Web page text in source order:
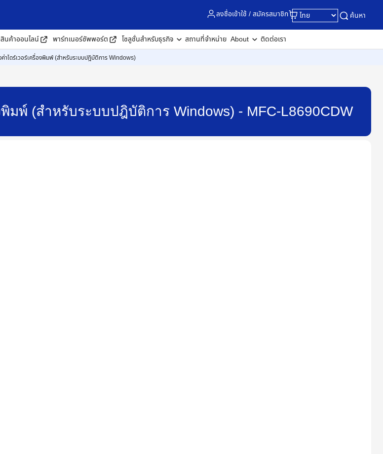
ลงชื่อเข้าใช้ / สมัครสมาชิก ค้นหา
นค้าออนไลน์ พาร์ทเนอร์ซัพพอร์ต โซลูชั่นสำหรับธุรกิจ สถานที่จำหน่าย About ติดต่อเรา
าไดร์เวอร์เครื่องพิมพ์ (สำหรับระบบปฎิบัติการ Windows)
มพ์ (สำหรับระบบปฎิบัติการ Windows) - MFC-L8690CDW